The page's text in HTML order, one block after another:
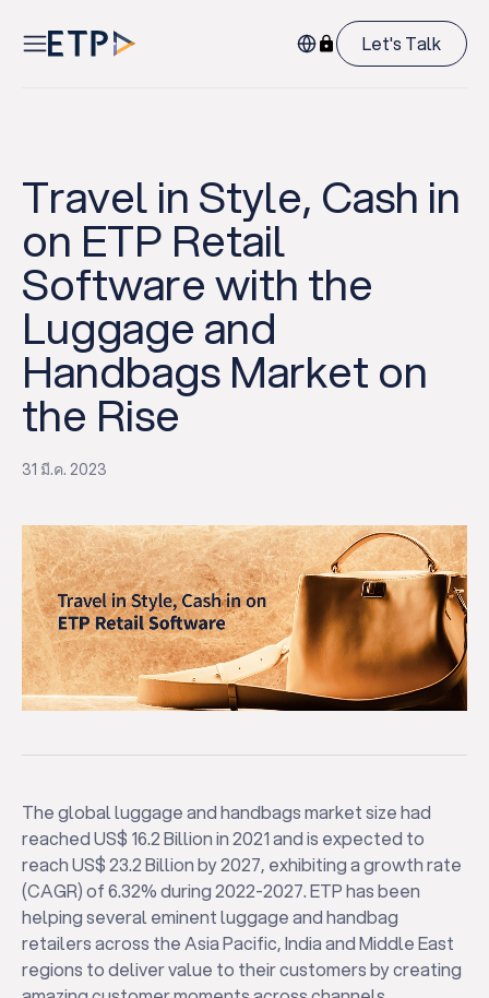
Let's Talk
Travel in Style, Cash in
on ETP Retail
Software with the
Luggage and
Handbags Market on
the Rise
31 มี.ค. 2023
The global luggage and handbags market size had
reached US$ 16.2 Billion in 2021 and is expected to
reach US$ 23.2 Billion by 2027, exhibiting a growth rate
(CAGR) of 6.32% during 2022-2027. ETP has been
helping several eminent luggage and handbag
retailers across the Asia Pacific, India and Middle East
regions to deliver value to their customers by creating